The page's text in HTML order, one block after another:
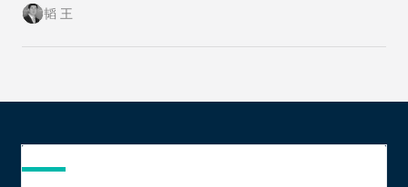
行大型海外投资的困扰。
韬 王